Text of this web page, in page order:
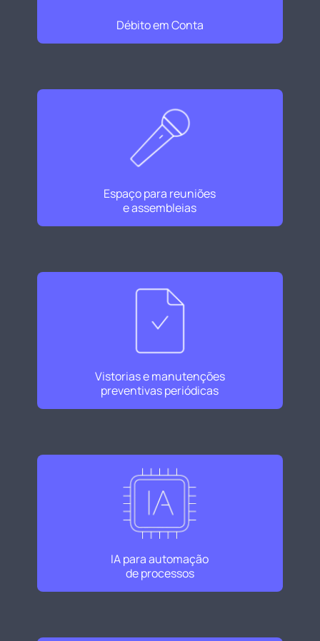
Débito em Conta
Espaço para reuniões
e assembleias
Vistorias e manutenções
preventivas periódicas
IA para automação
de processos